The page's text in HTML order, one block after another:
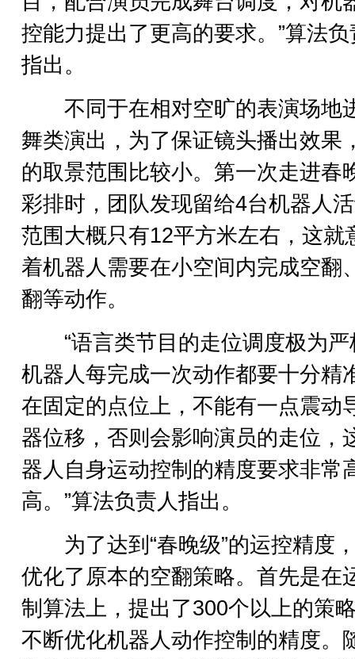
控能力提出了更高的要求。”算法
指出。
不同于在相对空旷的表演场地
舞类演出，为了保证镜头播出效果
的取景范围比较小。第一次走进春
彩排时，团队发现留给4台机器人
范围大概只有12平方米左右，这就
着机器人需要在小空间内完成空翻
翻等动作。
“语言类节目的走位调度极为严
机器人每完成一次动作都要十分精
在固定的点位上，不能有一点震动
器位移，否则会影响演员的走位，
器人自身运动控制的精度要求非常
高。”算法负责人指出。
为了达到“春晚级”的运控精度
优化了原本的空翻策略。首先是在
制算法上，提出了300个以上的策
不断优化机器人动作控制的精度。